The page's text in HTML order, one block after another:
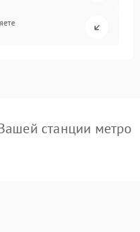
станции метро